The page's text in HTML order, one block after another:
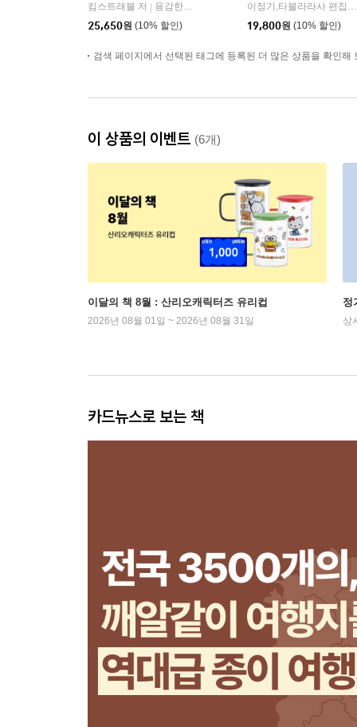
킴스트래블 저
용감한까치
25,650원 (10% 할인)
이정기,타블라라사 편집팀 공저
19,800원 (10% 할인)
검색 페이지에서 선택된 태그에 등록된 더 많은 상품을 확인해
이 상품의 이벤트 (6개)
이달의 책 8월 : 산리오캐릭터즈 유리컵
2026년 08월 01일 ~ 2026년 08월 31일
정
상
카드뉴스로 보는 책